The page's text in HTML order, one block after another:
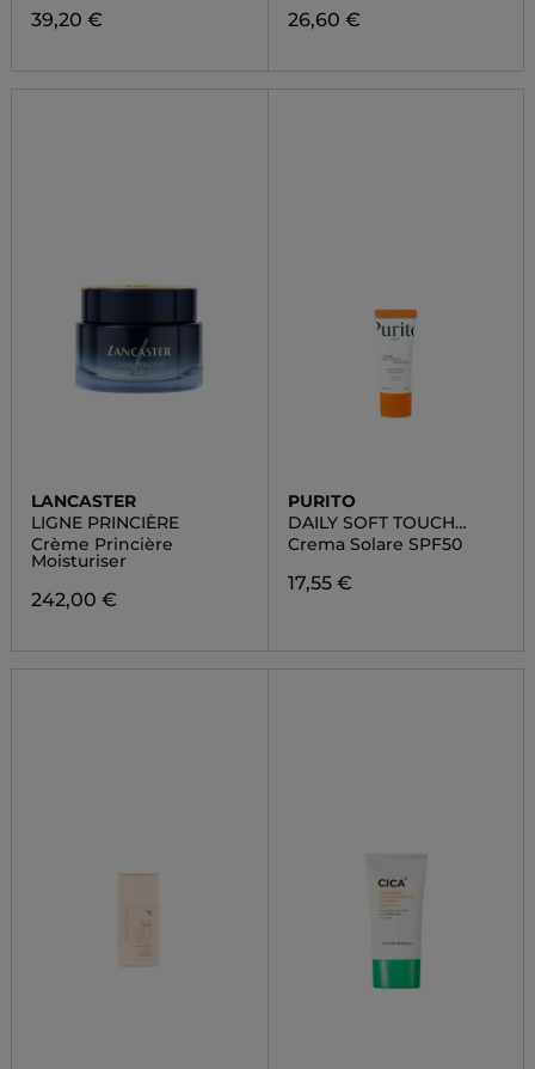
39,20 € 26,60 €
LANCASTER
LIGNE PRINCIÈRE
Crème Princière
Moisturiser
242,00 €
PURITO
DAILY SOFT TOUCH
SUNCSCREEN
Crema Solare SPF50
17,55 €